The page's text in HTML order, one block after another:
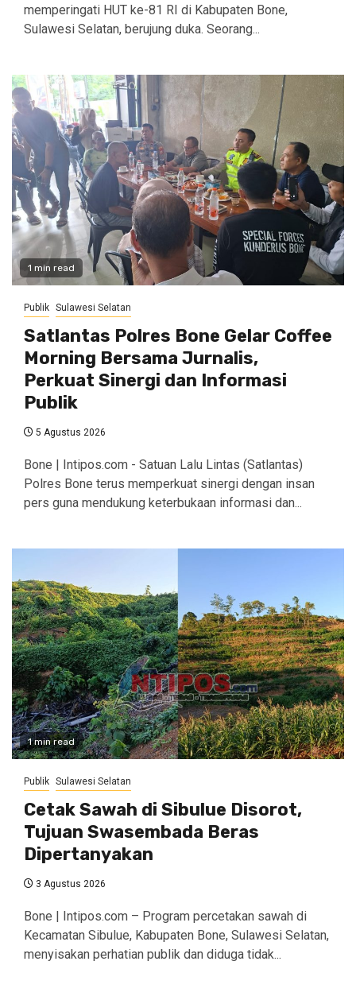
memperingati HUT ke-81 RI di Kabupaten Bone,
Sulawesi Selatan, berujung duka. Seorang...
1 min read
Publik Sulawesi Selatan
Satlantas Polres Bone Gelar Coffee
Morning Bersama Jurnalis,
Perkuat Sinergi dan Informasi
Publik
5 Agustus 2026
Bone | Intipos.com - Satuan Lalu Lintas (Satlantas)
Polres Bone terus memperkuat sinergi dengan insan
pers guna mendukung keterbukaan informasi dan...
1 min read
Publik Sulawesi Selatan
Cetak Sawah di Sibulue Disorot,
Tujuan Swasembada Beras
Dipertanyakan
3 Agustus 2026
Bone | Intipos.com – Program percetakan sawah di
Kecamatan Sibulue, Kabupaten Bone, Sulawesi Selatan,
menyisakan perhatian publik dan diduga tidak...